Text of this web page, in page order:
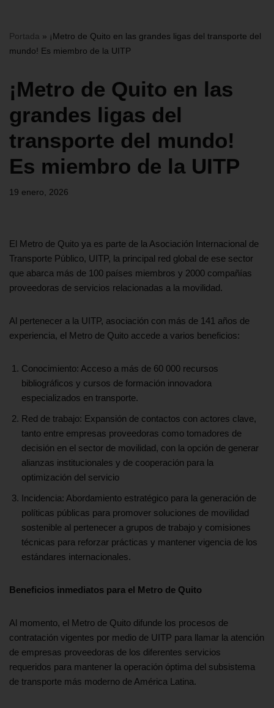
Portada » ¡Metro de Quito en las grandes ligas del transporte del
mundo! Es miembro de la UITP
¡Metro de Quito en las
grandes ligas del
transporte del mundo!
Es miembro de la UITP
19 enero, 2026
El Metro de Quito ya es parte de la Asociación Internacional de
Transporte Público, UITP, la principal red global de ese sector
que abarca más de 100 países miembros y 2000 compañías
proveedoras de servicios relacionadas a la movilidad.
Al pertenecer a la UITP, asociación con más de 141 años de
experiencia, el Metro de Quito accede a varios beneficios:
Conocimiento: Acceso a más de 60 000 recursos
bibliográficos y cursos de formación innovadora
especializados en transporte.
Red de trabajo: Expansión de contactos con actores clave,
tanto entre empresas proveedoras como tomadores de
decisión en el sector de movilidad, con la opción de generar
alianzas institucionales y de cooperación para la
optimización del servicio
Incidencia: Abordamiento estratégico para la generación de
políticas públicas para promover soluciones de movilidad
sostenible al pertenecer a grupos de trabajo y comisiones
técnicas para reforzar prácticas y mantener vigencia de los
estándares internacionales.
Beneficios inmediatos para el Metro de Quito
Al momento, el Metro de Quito difunde los procesos de
contratación vigentes por medio de UITP para llamar la atención
de empresas proveedoras de los diferentes servicios
requeridos para mantener la operación óptima del subsistema
de transporte más moderno de América Latina.